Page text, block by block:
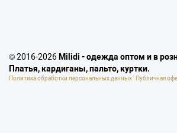
© 2016-2026 Milidi - одежда оптом и в
Платья, кардиганы, пальто, куртки.
Политика обработки персональных данных Публичная